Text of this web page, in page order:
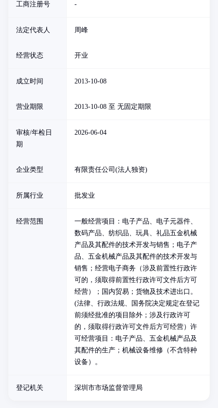
工商注册号 -
法定代表人 周峰
经营状态 开业
成立时间 2013-10-08
营业期限 2013-10-08 至 无固定期限
审核/年检日
期
2026-06-04
企业类型 有限责任公司(法人独资)
所属行业 批发业
经营范围
一般经营项目：电子产品、电子元器件、
数码产品、纺织品、玩具、礼品五金机械
产品及其配件的技术开发与销售；电子产
品、五金机械产品及其配件的技术开发与
销售；经营电子商务（涉及前置性行政许
可的，须取得前置性行政许可文件后方可
经营）；国内贸易；货物及技术进出口。
(法律、行政法规、国务院决定规定在登记
前须经批准的项目除外；涉及行政许可
的，须取得行政许可文件后方可经营）许
可经营项目：电子产品、五金机械产品及
其配件的生产；机械设备维修（不含特种
设备）。
登记机关 深圳市市场监督管理局